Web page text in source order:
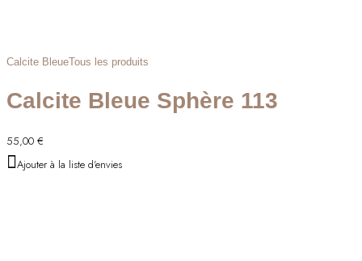
Calcite BleueTous les produits
Calcite Bleue Sphère 113
55,00 €
Ajouter à la liste d'envies